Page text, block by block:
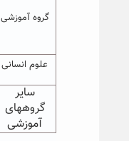
گروه آموزشی
علوم انسانی
سایر
گروههای
آموزشی